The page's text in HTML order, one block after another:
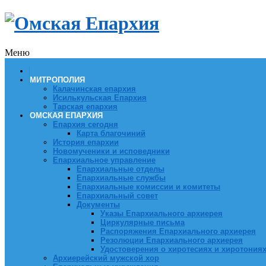
Меню
МИТРОПОЛИЯ
Калачинская епархия
Исилькульская Епархия
Тарская епархия
ОМСКАЯ ЕПАРХИЯ
Епархия сегодня
Карта благочиний
История епархии
Новомученики и исповедники
Епархиальное управление
Епархиальные отделы
Епархиальные службы
Епархиальные комиссии и комитеты
Епархиальный совет
Документы
Указы Епархиального архиерея
Циркулярные письма
Распоряжения Епархиального архиерея
Резолюции Епархиального архиерея
Удостоверения о хиротесиях и хиротониях
Архиерейский мужской хор